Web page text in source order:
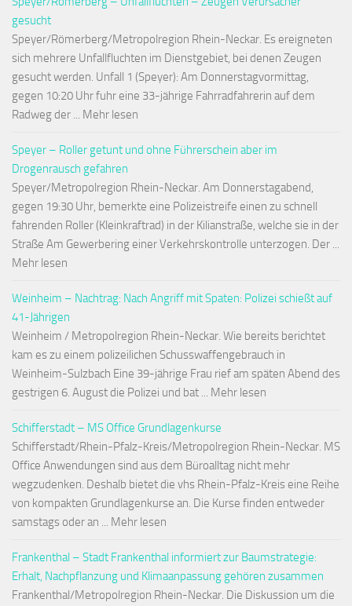
gesucht
Speyer/Römerberg/Metropolregion Rhein-Neckar. Es ereigneten
sich mehrere Unfallfluchten im Dienstgebiet, bei denen Zeugen
gesucht werden. Unfall 1 (Speyer): Am Donnerstagvormittag,
gegen 10:20 Uhr fuhr eine 33-jährige Fahrradfahrerin auf dem
Radweg der ... Mehr lesen
Speyer – Roller getunt und ohne Führerschein aber im
Drogenrausch gefahren
Speyer/Metropolregion Rhein-Neckar. Am Donnerstagabend,
gegen 19:30 Uhr, bemerkte eine Polizeistreife einen zu schnell
fahrenden Roller (Kleinkraftrad) in der Kilianstraße, welche sie in der
Straße Am Gewerbering einer Verkehrskontrolle unterzogen. Der ...
Mehr lesen
Weinheim – Nachtrag: Nach Angriff mit Spaten: Polizei schießt auf
41-Jährigen
Weinheim / Metropolregion Rhein-Neckar. Wie bereits berichtet
kam es zu einem polizeilichen Schusswaffengebrauch in
Weinheim-Sulzbach Eine 39-jährige Frau rief am späten Abend des
gestrigen 6. August die Polizei und bat ... Mehr lesen
Schifferstadt – MS Office Grundlagenkurse
Schifferstadt/Rhein-Pfalz-Kreis/Metropolregion Rhein-Neckar. MS
Office Anwendungen sind aus dem Büroalltag nicht mehr
wegzudenken. Deshalb bietet die vhs Rhein-Pfalz-Kreis eine Reihe
von kompakten Grundlagenkurse an. Die Kurse finden entweder
samstags oder an ... Mehr lesen
Frankenthal – Stadt Frankenthal informiert zur Baumstrategie:
Erhalt, Nachpflanzung und Klimaanpassung gehören zusammen
Frankenthal/Metropolregion Rhein-Neckar. Die Diskussion um die